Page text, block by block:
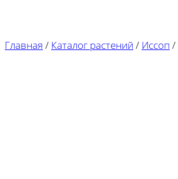
Главная / Каталог растений / Иссоп /